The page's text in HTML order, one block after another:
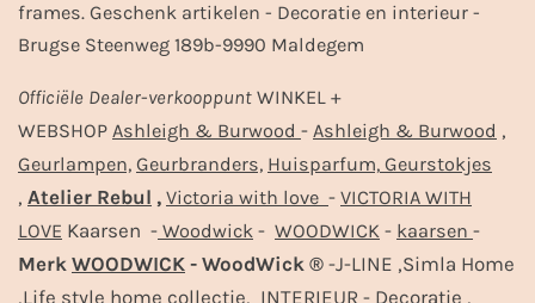
frames. Geschenk artikelen - Decoratie en interieur -
Brugse Steenweg 189b-9990 Maldegem
Officiële Dealer-verkooppunt WINKEL +
WEBSHOP Ashleigh & Burwood - Ashleigh & Burwood ,
Geurlampen, Geurbranders, Huisparfum, Geurstokjes
, Atelier Rebul , Victoria with love - VICTORIA WITH
LOVE Kaarsen - Woodwick - WOODWICK - kaarsen -
Merk WOODWICK - WoodWick ® -J-LINE ,Simla Home
,Life style home collectie, INTERIEUR - Decoratie ,